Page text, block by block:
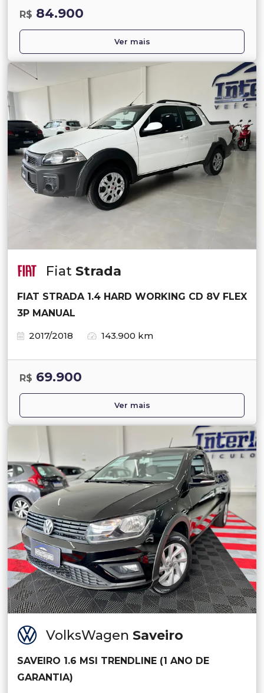
R$ 84.900
Ver mais
Fiat Strada
FIAT STRADA 1.4 HARD WORKING CD 8V FLEX
3P MANUAL
2017/2018
143.900 km
R$ 69.900
Ver mais
VolksWagen Saveiro
SAVEIRO 1.6 MSI TRENDLINE (1 ANO DE
GARANTIA)